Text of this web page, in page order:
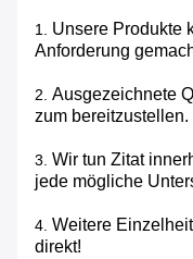
1. Unsere Produkte
Anforderung
2. Ausgezeichnete
zum bereitzustellen.
3. Wir tun Zitat
jede mögliche
4. Weitere
direkt!